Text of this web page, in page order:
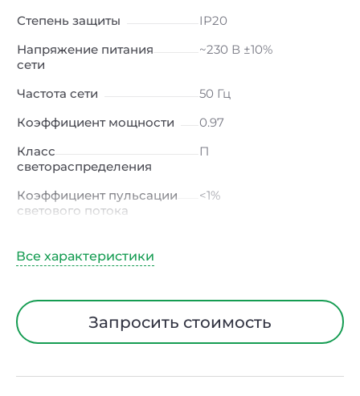
Степень защиты
IP20
Напряжение питания
сети
~230 В ±10%
Частота сети
50 Гц
Коэффициент мощности
0.97
Класс
светораспределения
П
Коэффициент пульсации
светового потока
<1%
Тип кривой силы света
/ Г (глубокая)
Угол рассеивания
15° / 23° / 30° / 45° / 60°
Запросить стоимость